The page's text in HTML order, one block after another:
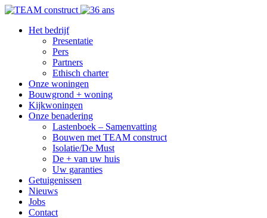
Het bedrijf
Presentatie
Pers
Partners
Ethisch charter
Onze woningen
Bouwgrond + woning
Kijkwoningen
Onze benadering
Lastenboek – Samenvatting
Bouwen met TEAM construct
Isolatie/De Must
De + van uw huis
Uw garanties
Getuigenissen
Nieuws
Jobs
Contact